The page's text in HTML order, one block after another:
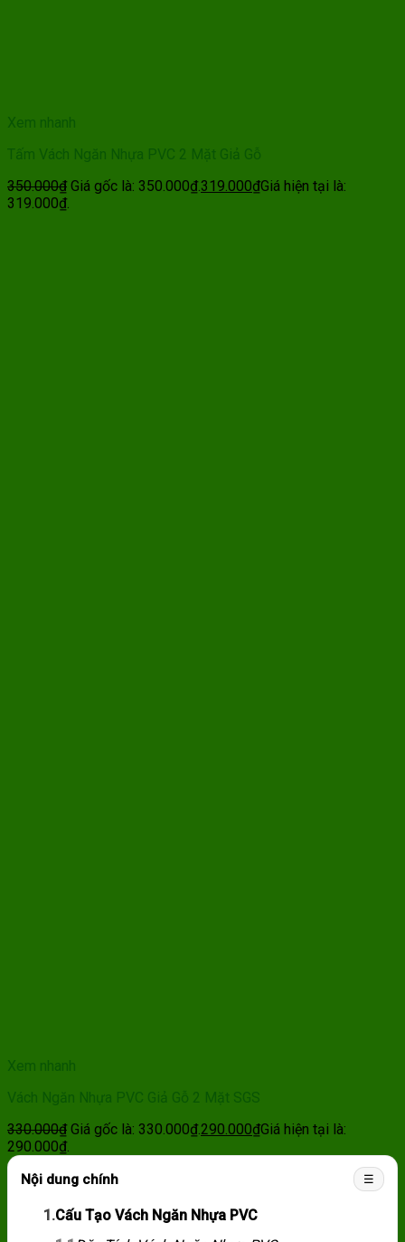
Xem nhanh
Tấm Vách Ngăn Nhựa PVC 2 Mặt Giả Gỗ
350.000₫ Giá gốc là: 350.000₫.319.000₫Giá hiện tại là:
319.000₫.
Xem nhanh
Vách Ngăn Nhựa PVC Giả Gỗ 2 Mặt SGS
330.000₫ Giá gốc là: 330.000₫.290.000₫Giá hiện tại là:
290.000₫.
Nội dung chính ☰
1.Cấu Tạo Vách Ngăn Nhựa PVC